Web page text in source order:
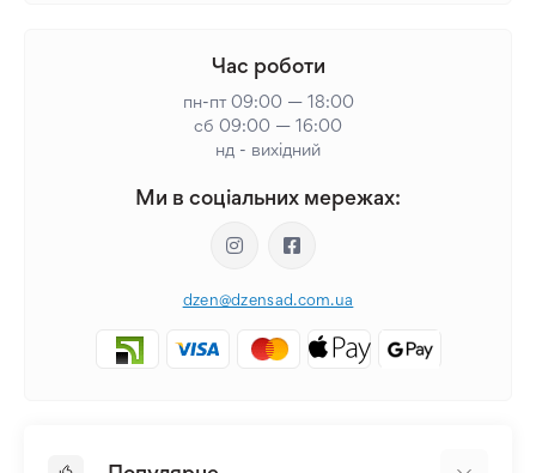
Час роботи
пн-пт 09:00 — 18:00
сб 09:00 — 16:00
нд - вихідний
Ми в соціальних мережах:
dzen@dzensad.com.ua